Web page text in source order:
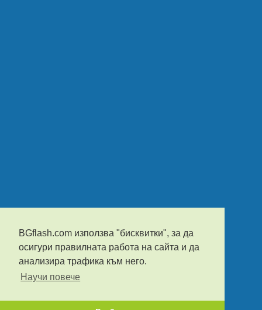
BGflash.com използва "бисквитки", за да
осигури правилната работа на сайта и да
анализира трафика към него.
Научи повече